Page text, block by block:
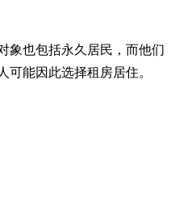
象也包括永久居民，而他们
可能因此选择租房居住。